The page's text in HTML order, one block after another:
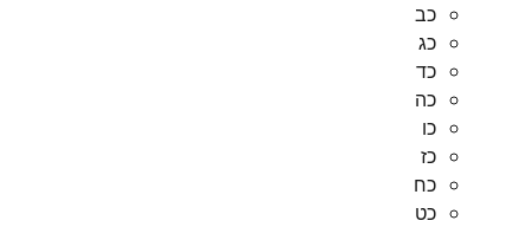
כב
כג
כד
כה
כו
כז
כח
כט